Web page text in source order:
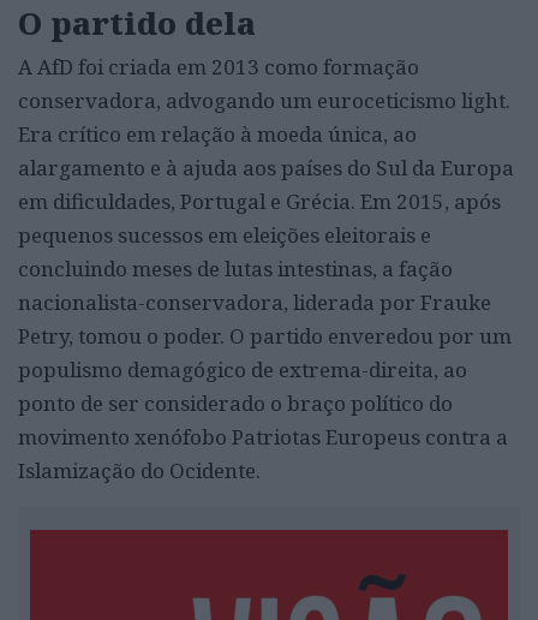
O partido dela
A AfD foi criada em 2013 como formação
conservadora, advogando um euroceticismo light.
Era crítico em relação à moeda única, ao
alargamento e à ajuda aos países do Sul da Europa
em dificuldades, Portugal e Grécia. Em 2015, após
pequenos sucessos em eleições eleitorais e
concluindo meses de lutas intestinas, a fação
nacionalista-conservadora, liderada por Frauke
Petry, tomou o poder. O partido enveredou por um
populismo demagógico de extrema-direita, ao
ponto de ser considerado o braço político do
movimento xenófobo Patriotas Europeus contra a
Islamização do Ocidente.